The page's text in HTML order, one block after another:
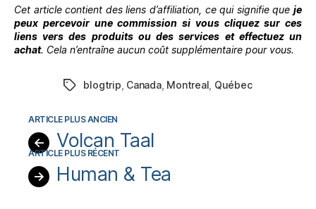
Cet article contient des liens d’affiliation , ce qui signifie que je
peux percevoirune commission si vous cliquez sur ces
liens vers des produits ou des services et effectuez un
achat. Cela n’entraîne aucun coût supplémentaire pour vous.
Étiquettes
blogtrip Canada, Montreal Québec
← Volcan Taal
→ Human & Tea